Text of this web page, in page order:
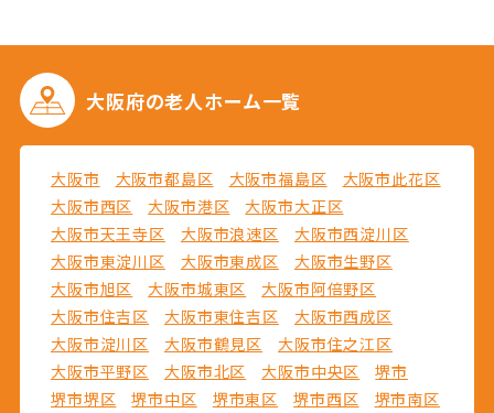
大阪府の老人ホーム一覧
大阪市 大阪市都島区 大阪市福島区
大阪市此花区
大阪市西区
大阪市港区
大阪市大正区
大阪市天王寺区
大阪市浪速区
大阪市西淀川区
大阪市東淀川区
大阪市東成区
大阪市生野区
大阪市旭区
大阪市城東区
大阪市阿倍野区
大阪市住吉区
大阪市東住吉区
大阪市西成区
大阪市淀川区
大阪市鶴見区
大阪市住之江区
大阪市平野区
大阪市北区 大阪市中央区
堺市
堺市堺区
堺市中区 堺市東区 堺市西区
堺市南区